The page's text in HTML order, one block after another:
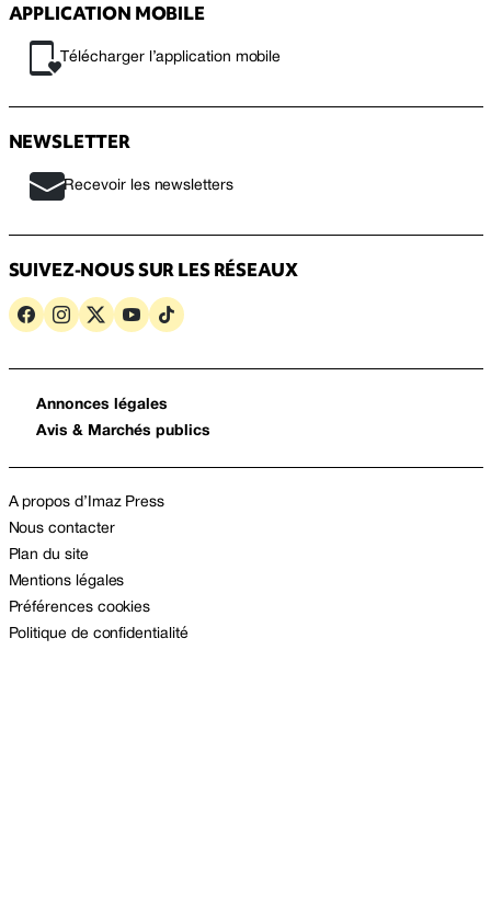
APPLICATION MOBILE
Télécharger l’application mobile
NEWSLETTER
Recevoir les newsletters
SUIVEZ-NOUS SUR LES RÉSEAUX
Annonces légales
Avis & Marchés publics
A propos d’Imaz Press
Nous contacter
Plan du site
Mentions légales
Préférences cookies
Politique de confidentialité